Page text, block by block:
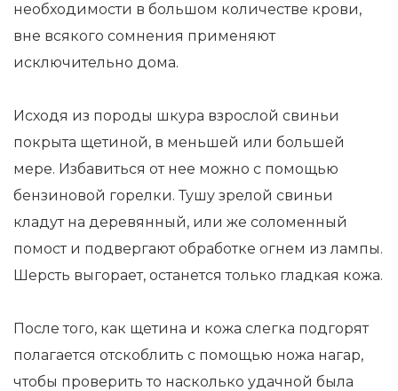
необходимости в большом количестве крови,
вне всякого сомнения применяют
исключительно дома.
Исходя из породы шкура взрослой свиньи
покрыта щетиной, в меньшей или большей
мере. Избавиться от нее можно с помощью
бензиновой горелки. Тушу зрелой свиньи
кладут на деревянный, или же соломенный
помост и подвергают обработке огнем из лампы.
Шерсть выгорает, останется только гладкая кожа.
После того, как щетина и кожа слегка подгорят
полагается отскоблить с помощью ножа нагар,
чтобы проверить то насколько удачной была